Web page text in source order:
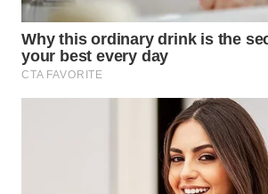
WN
TANGERANG
WN